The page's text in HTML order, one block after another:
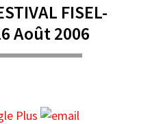
FISEL-
Août 2006